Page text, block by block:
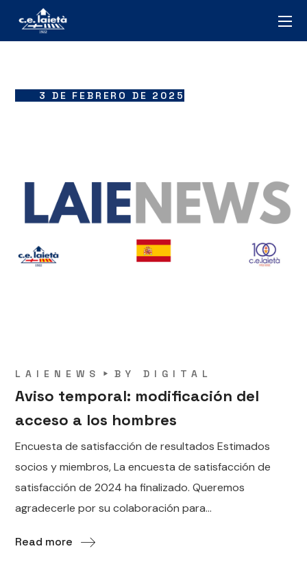
3 DE FEBRERO DE 2025
LAIENEWS BYDIGITAL
Aviso temporal: modificación del
acceso a los hombres
Encuesta de satisfacción de resultados Estimados
socios y miembros, La encuesta de satisfacción de
satisfacción de 2024 ha finalizado. Queremos
agradecerle por su colaboración para...
Read more